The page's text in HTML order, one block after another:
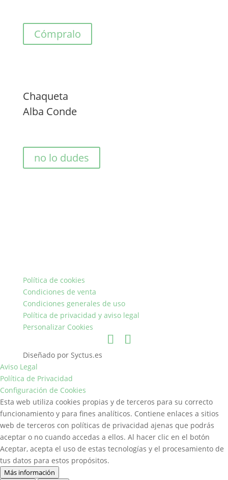
Cómpralo
Chaqueta
Alba Conde
no lo dudes
Política de cookies
Condiciones de venta
Condiciones generales de uso
Política de privacidad y aviso legal
Personalizar Cookies
Diseñado por Syctus.es
Aviso Legal
Política de Privacidad
Configuración de Cookies
Esta web utiliza cookies propias y de terceros para su correcto
funcionamiento y para fines analíticos. Contiene enlaces a sitios
web de terceros con políticas de privacidad ajenas que podrás
aceptar o no cuando accedas a ellos. Al hacer clic en el botón
Aceptar, acepta el uso de estas tecnologías y el procesamiento de
tus datos para estos propósitos.
Más información